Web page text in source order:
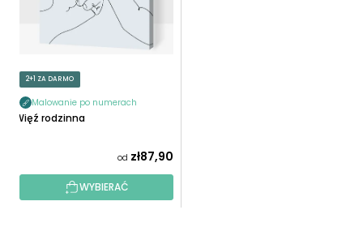
2+1 ZA DARMO
Malowanie po numerach
Więź rodzinna
od zł87,90
WYBIERAĆ